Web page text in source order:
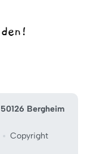
Bergheim
Copyright